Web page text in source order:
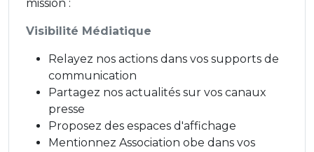
mission :
Visibilité Médiatique
Relayez nos actions dans vos supports de
communication
Partagez nos actualités sur vos canaux
presse
Proposez des espaces d'affichage
Mentionnez Association obe dans vos